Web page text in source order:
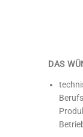
DAS